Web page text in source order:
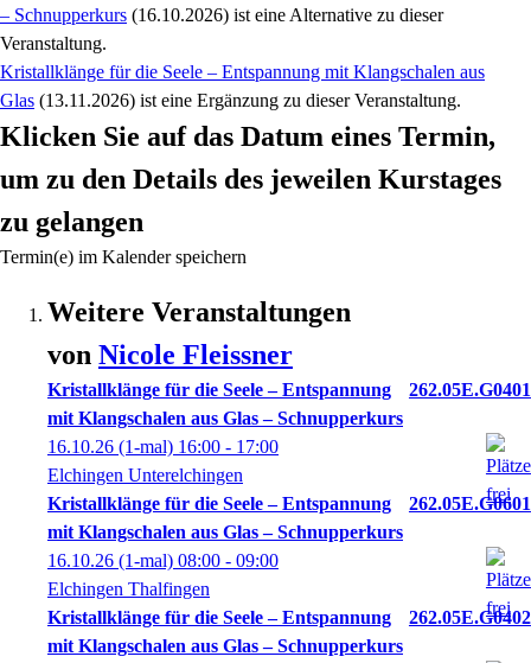
– Schnupperkurs (16.10.2026) ist eine Alternative zu dieser
Veranstaltung.
Kristallklänge für die Seele – Entspannung mit Klangschalen aus
Glas (13.11.2026) ist eine Ergänzung zu dieser Veranstaltung.
Klicken Sie auf das Datum eines Termin,
um zu den Details des jeweilen Kurstages
zu gelangen
Termin(e) im Kalender speichern
Weitere Veranstaltungen
von Nicole Fleissner
Kristallklänge für die Seele – Entspannung
mit Klangschalen aus Glas – Schnupperkurs
262.05E.G0401
16.10.26 (1-mal) 16:00 - 17:00
Elchingen Unterelchingen
Kristallklänge für die Seele – Entspannung
mit Klangschalen aus Glas – Schnupperkurs
262.05E.G0601
16.10.26 (1-mal) 08:00 - 09:00
Elchingen Thalfingen
Kristallklänge für die Seele – Entspannung
mit Klangschalen aus Glas – Schnupperkurs
262.05E.G0402